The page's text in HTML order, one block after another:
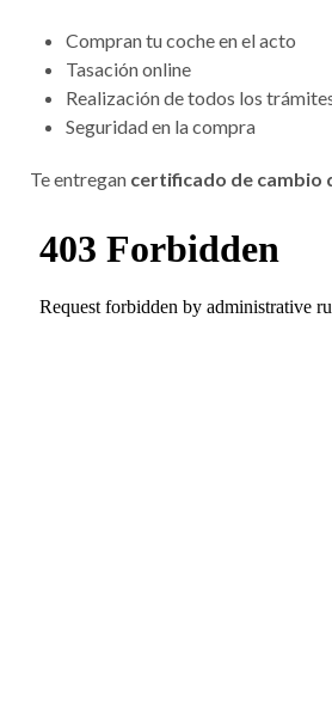
Compran tu coche en el acto
Tasación online
Realización de todos los
Seguridad en la compra
Te entregan certificado de cambio